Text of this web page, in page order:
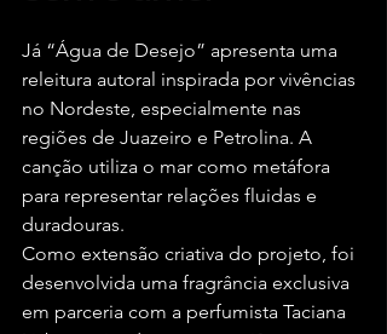
Já “Água de Desejo” apresenta uma
releitura autoral inspirada por vivências
no Nordeste, especialmente nas
regiões de Juazeiro e Petrolina. A
canção utiliza o mar como metáfora
para representar relações fluidas e
duradouras.
Como extensão criativa do projeto, foi
desenvolvida uma fragrância exclusiva
em parceria com a perfumista Taciana